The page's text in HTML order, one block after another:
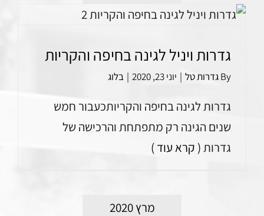
גדרות ויניל לגינה בחיפה והקריות
Byגדרות טל | יוני 23, 2020 | בלוג
גדרות לגינה בחיפה והקריותכעבור חמש
שנים הגינה רק מתפתחת והרכישה של
גדרות( קרא עוד )
מרץ 2020